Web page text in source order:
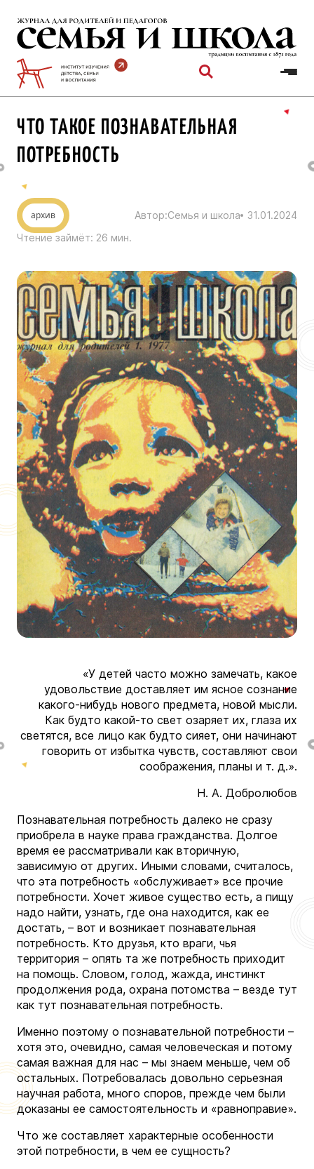
содержимому
ЧТО ТАКОЕ ПОЗНАВАТЕЛЬНАЯ
ПОТРЕБНОСТЬ
архив Автор:Семья и школа
31.01.2024
Чтение займёт: 26 мин.
«У детей часто можно замечать, какое
удовольствие доставляет им ясное сознание
какого-нибудь нового предмета, новой мысли.
Как будто какой-то свет озаряет их, глаза их
светятся, все лицо как будто сияет, они начинают
говорить от избытка чувств, составляют свои
соображения, планы и т. д.».
Н. А. Добролюбов
Познавательная потребность далеко не сразу
приобрела в науке права гражданства. Долгое
время ее рассматривали как вторичную,
зависимую от других. Иными словами, считалось,
что эта потребность «обслуживает» все прочие
потребности. Хочет живое существо есть, а пищу
надо найти, узнать, где она находится, как ее
достать, – вот и возникает познавательная
потребность. Кто друзья, кто враги, чья
территория – опять та же потребность приходит
на помощь. Словом, голод, жажда, инстинкт
продолжения рода, охрана потомства – везде тут
как тут познавательная потребность.
Именно поэтому о познавательной потребности –
хотя это, очевидно, самая человеческая и потому
самая важная для нас – мы знаем меньше, чем об
остальных. Потребовалась довольно серьезная
научная работа, много споров, прежде чем были
доказаны ее самостоятельность и «равноправие».
Что же составляет характерные особенности
этой потребности, в чем ее сущность?